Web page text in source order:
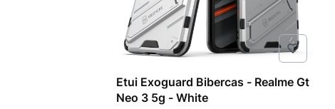
Etui Exoguard Bibercas - Realme Gt
Neo 3 5g - White